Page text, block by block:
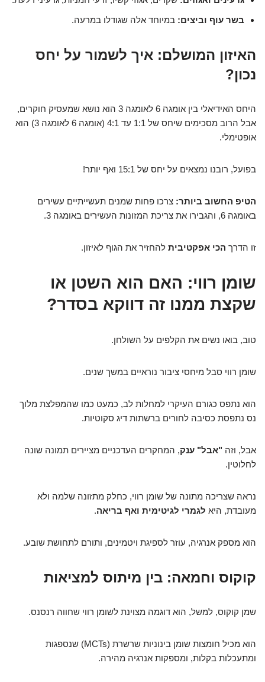
בשר עוף וביצים: במיוחד אלה שגודלו במרעה.
האיזון המושלם: איך לשמור על יחס
נכון?
היחס האידיאלי בין אומגה 6 לאומגה 3 הוא נושא שמעסיק חוקרים,
אבל הרוב מסכימים שיחס של 1:1 עד 4:1 (אומגה 6 לאומגה 3) הוא
אופטימלי.
בפועל, רובנו נמצאים על יחס של 15:1 ואף יותר!
הטיפ החשוב ביותר: צרכו פחות שמנים תעשייתיים עשירים
באומגה 6, והגבירו את צריכת המזונות העשירים באומגה 3.
זו הדרך הכי אפקטיבית להחזיר את הגוף לאיזון.
שומן רווי: האם הוא השטן או
שקצת ממנו זה דווקא בסדר?
טוב, בואו נשים את הקלפים על השולחן.
שומן רווי סבל מיחסי ציבור נוראיים במשך שנים.
הוא נתפס כגורם העיקרי למחלות לב, כמעט כמו שהמפלצת מלוך
נס נתפסת כסיבה לחורים ברשתות דיג סקוטיות.
אבל, וזה "אבל" ענק, המחקרים העדכניים מציירים תמונה שונה
לחלוטין.
נראה שצריכה מתונה של שומן רווי, כחלק מתזונה שלמה ולא
מעובדת, היא לגמרי לגיטימית ואף בריאה.
הוא מספק אנרגיה, עוזר לספיגת ויטמינים, ותורם לתחושת שובע.
קוקוס וחמאה: בין מיתוס למציאות
שמן קוקוס, למשל, הוא דוגמה מצוינת לשומן רווי שחווה רנסנס.
הוא מכיל חומצות שומן בינוניות שרשרת (MCTs) שנספגות
ומתעכלות בקלות, ומספקות אנרגיה מהירה.